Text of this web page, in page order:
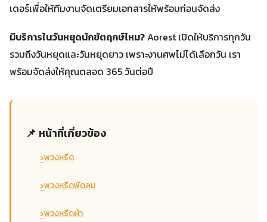
เดอร์เพื่อให้ทีมงานจัดเตรียมเอกสารให้พร้อมก่อนจัดส่ง
มีบริการในวันหยุดนักขัตฤกษ์ไหม?Aorest เปิดให้บริการทุกวัน
รวมถึงวันหยุดและวันหยุดยาว เพราะงานศพไม่ได้เลือกวัน เรา
พร้อมจัดส่งให้คุณตลอด 365 วันต่อปี
📌 หน้าที่เกี่ยวข้อง
›พวงหรีด
›พวงหรีดพัดลม
›พวงหรีดผ้า